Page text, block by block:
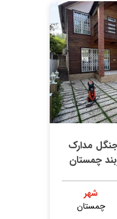
مدارک
شهر
چمستان